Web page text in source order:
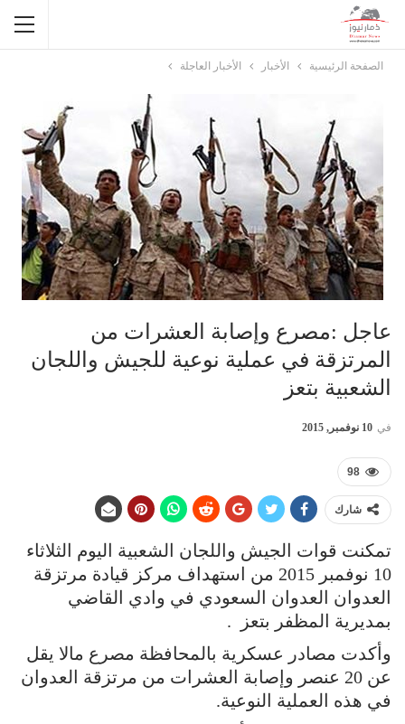
الصفحة الرئيسية الأخبار الأخبار العاجلة
عاجل :مصرع وإصابة العشرات من
المرتزقة في عملية نوعية للجيش واللجان
الشعبية بتعز
في 10 نوفمبر, 2015
98
شارك
تمكنت قوات الجيش واللجان الشعبية اليوم الثلاثاء
10 نوفمبر 2015 من استهداف مركز قيادة مرتزقة
العدوان العدوان السعودي في وادي القاضي
بمديرية المظفر بتعز .
وأكدت مصادر عسكرية بالمحافظة مصرع مالا يقل
عن 20 عنصر وإصابة العشرات من مرتزقة العدوان
في هذه العملية النوعية.